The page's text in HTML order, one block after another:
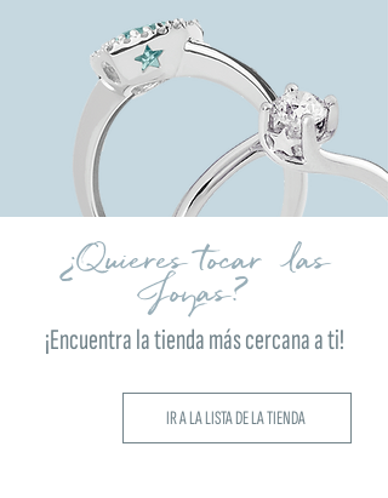
¿Quieres tocar las
Joyas?
¡Encuentra la tienda más cercana a ti!
IR A LA LISTA DE LA TIENDA